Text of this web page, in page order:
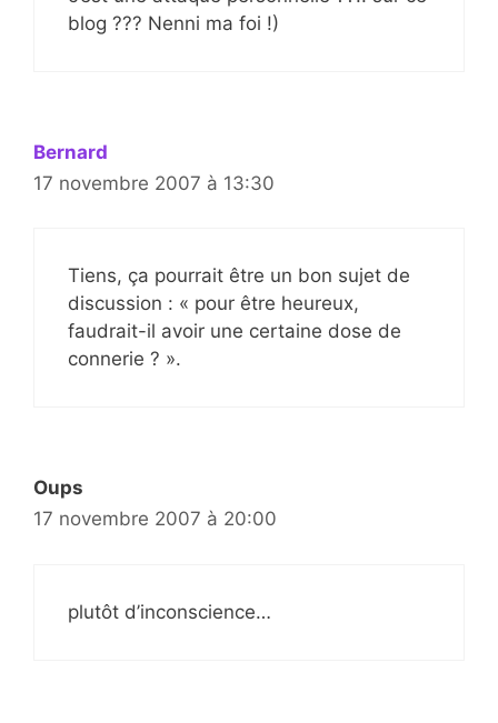
blog ??? Nenni ma foi !)
Bernard
17 novembre 2007 à 13:30
Tiens, ça pourrait être un bon sujet de
discussion : « pour être heureux,
faudrait-il avoir une certaine dose de
connerie ? ».
Oups
17 novembre 2007 à 20:00
plutôt d’inconscience…